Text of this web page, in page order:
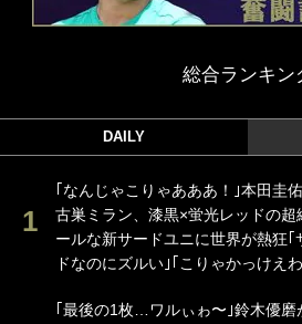
総合ランキン
DAILY
｢なんじゃこりゃあああ！｣本田圭
古巣ミラン、漆黒×蛍光レッドの超
ールな新サードユニに世界が熱狂｢
ドなのにズルい｣｢こりゃかっけえ
｢最後の1枚…ワルぃゎ〜｣鈴木優磨